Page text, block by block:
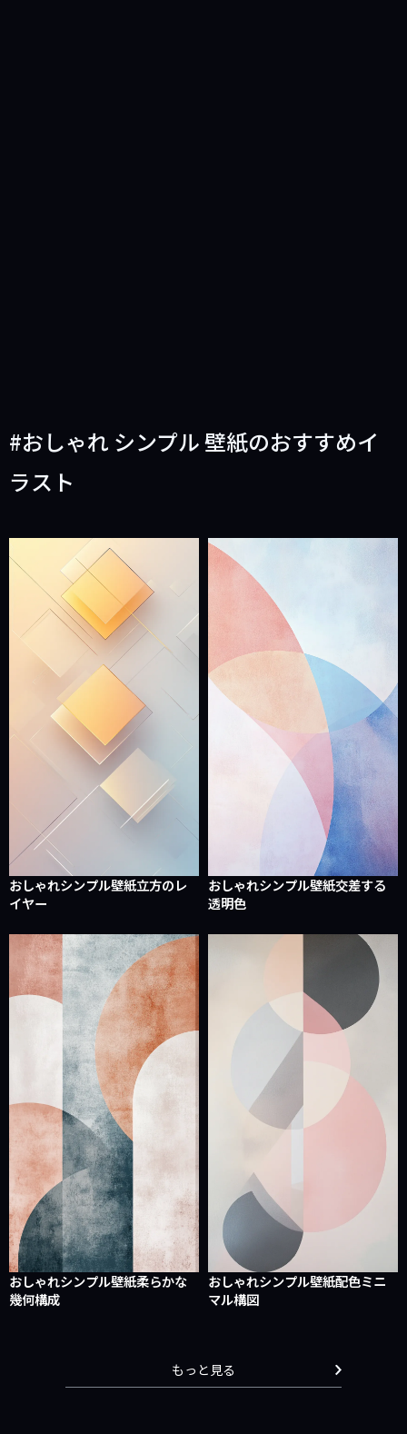
おしゃれ シンプル 壁紙のおすすめイ
ラスト
おしゃれシンプル壁紙立方のレ
イヤー
おしゃれシンプル壁紙交差する
透明色
おしゃれシンプル壁紙柔らかな
幾何構成
おしゃれシンプル壁紙配色ミニ
マル構図
もっと見る